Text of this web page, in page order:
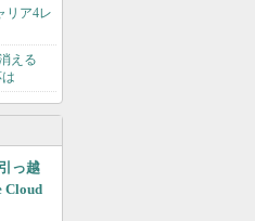
リア4レ
消える
っ越
Cloud